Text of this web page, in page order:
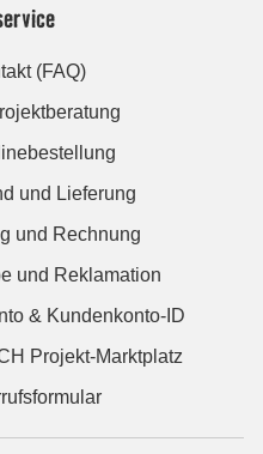
(FAQ)
und Lieferung
und Rechnung
und Reklamation
& Kundenkonto-ID
Projekt-Marktplatz